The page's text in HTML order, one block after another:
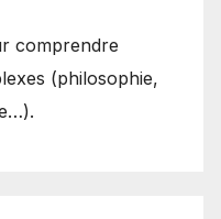
comprendre
(philosophie,